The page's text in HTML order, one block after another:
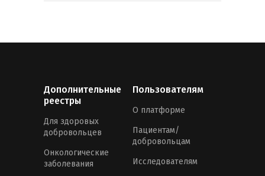
Дополнительные
реестры
Для здоровых
добровольцев
Онкологические
заболевания
Пользователям
О платформе
Пациентам/
добровольцам
Исследователям